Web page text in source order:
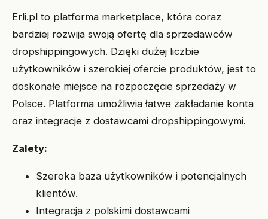
Erli.pl to platforma marketplace, która coraz
bardziej rozwija swoją ofertę dla sprzedawców
dropshippingowych. Dzięki dużej liczbie
użytkowników i szerokiej ofercie produktów, jest to
doskonałe miejsce na rozpoczęcie sprzedaży w
Polsce. Platforma umożliwia łatwe zakładanie konta
oraz integracje z dostawcami dropshippingowymi.
Zalety:
Szeroka baza użytkowników i potencjalnych
klientów.
Integracja z polskimi dostawcami